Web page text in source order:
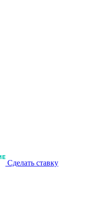
Сделать ставку